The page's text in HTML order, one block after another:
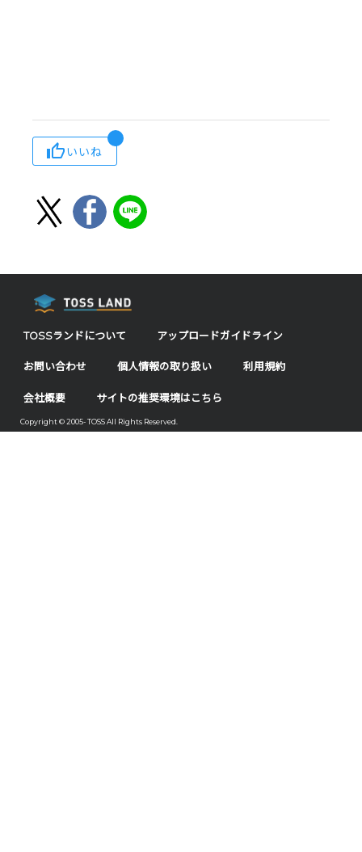
いいね
TOSSランドについて アップロードガイドライン
お問い合わせ 個人情報の取り扱い 利用規約
会社概要 サイトの推奨環境はこちら
Copyright © 2005- TOSS All Rights Reserved.